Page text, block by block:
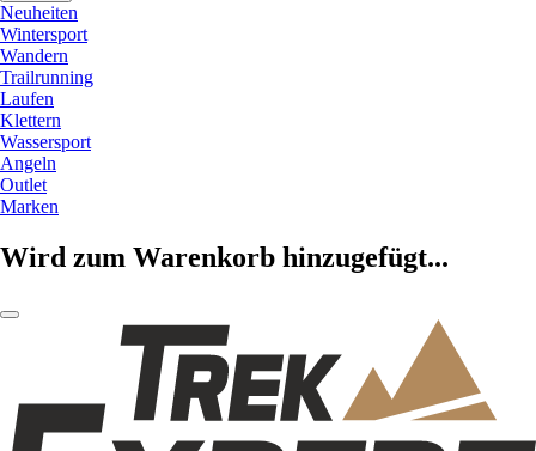
Neuheiten
Wintersport
Wandern
Trailrunning
Laufen
Klettern
Wassersport
Angeln
Outlet
Marken
Wird zum Warenkorb hinzugefügt...